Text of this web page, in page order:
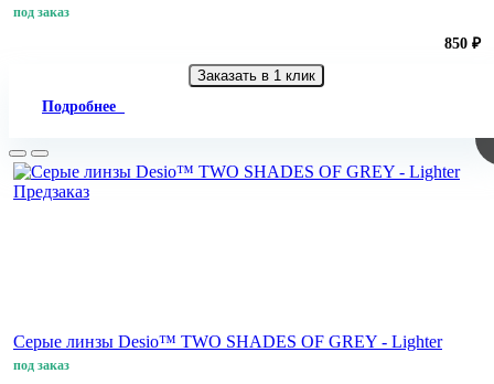
под заказ
850 ₽
Заказать в 1 клик
Подробнее
Предзаказ
Серые линзы Desio™ TWO SHADES OF GREY - Lighter
под заказ